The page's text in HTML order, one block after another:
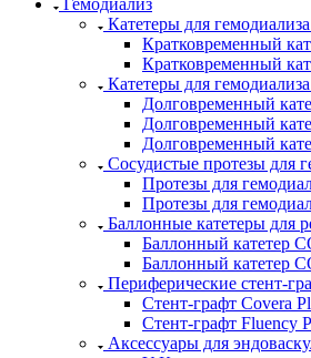
Катетеры для
Кратковременный
Кратковременный
Катетеры для
Долговременный
Долговременный
Долговременный
Сосудистые протезы для
Протезы для
Протезы для
Баллонные катетеры для
Баллонный катетер
Баллонный катетер
Периферические стент-
Стент-графт Covera
Стент-графт Fluency
Аксессуары для